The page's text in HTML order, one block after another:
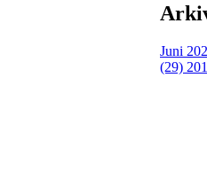
Juni
(29)